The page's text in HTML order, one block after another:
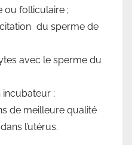
ou folliculaire ;
du sperme de
avec le sperme du
incubateur ;
de meilleure qualité
l’utérus.